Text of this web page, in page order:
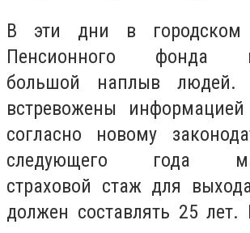
В эти дни в городском
Пенсионного фонда
большой наплыв людей.
встревожены
согласно новому
следующего года
страховой стаж для
должен составлять 25 лет.